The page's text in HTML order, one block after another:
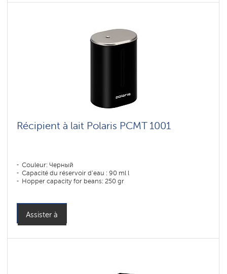
Récipient à lait Polaris PCMT 1001
Couleur: Черный
Capacité du réservoir d'eau : 90 ml l
Hopper capacity for beans: 250 gr
Assister à